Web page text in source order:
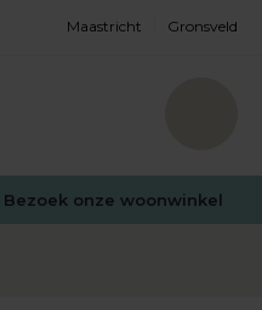
Maastricht Gronsveld
Bezoek onze woonwinkel